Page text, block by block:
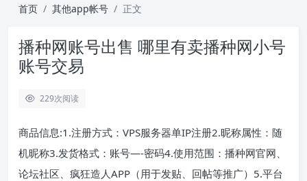
首页 其他app帐号 正文
播种网账号出售 哪里有卖播种网小号
账号交易
229次阅读
商品信息:1.注册方式：VPS服务器单IP注册2.昵称属性：随
机昵称3.发货格式：账号—-密码4.使用范围：播种网官网、
论坛社区、疯狂造人APP（用于发贴、回帖等推广）5.平台